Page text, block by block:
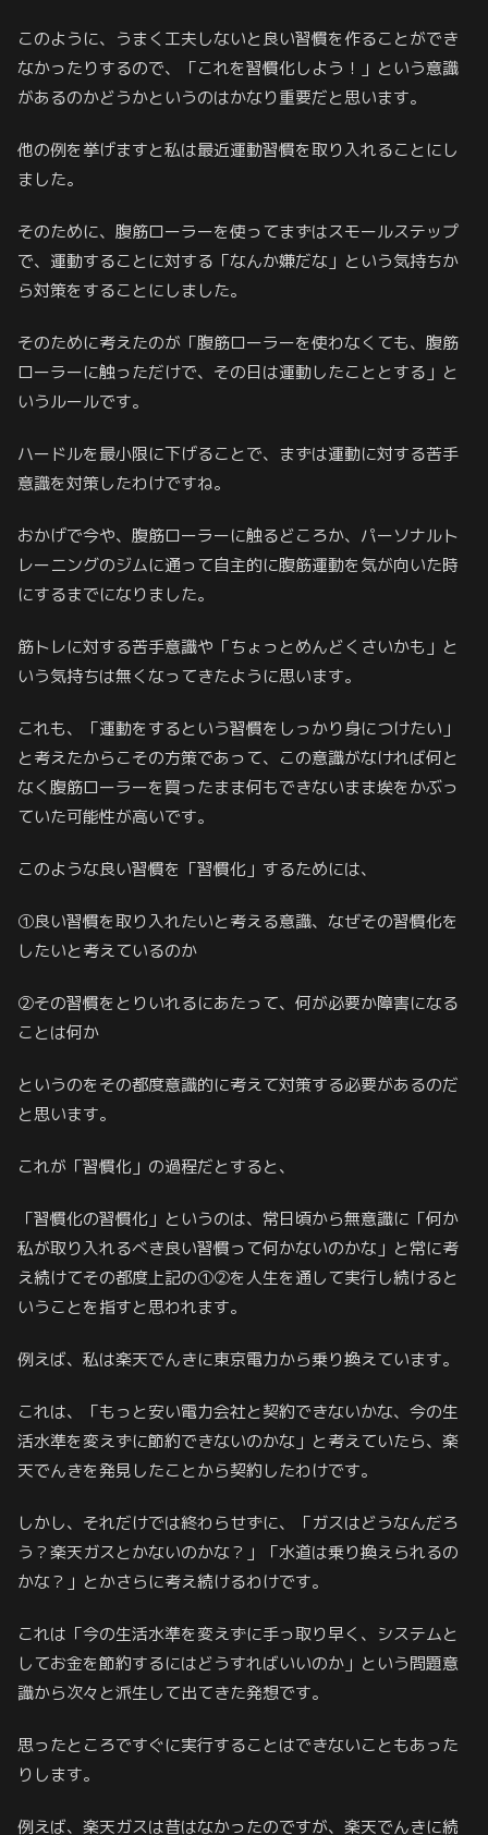
このように、うまく工夫しないと良い習慣を作ることができ
なかったりするので、「これを習慣化しよう！」という意識
があるのかどうかというのはかなり重要だと思います。
他の例を挙げますと私は最近運動習慣を取り入れることにし
ました。
そのために、腹筋ローラーを使ってまずはスモールステップ
で、運動することに対する「なんか嫌だな」という気持ちか
ら対策をすることにしました。
そのために考えたのが「腹筋ローラーを使わなくても、腹筋
ローラーに触っただけで、その日は運動したこととする」と
いうルールです。
ハードルを最小限に下げることで、まずは運動に対する苦手
意識を対策したわけですね。
おかげで今や、腹筋ローラーに触るどころか、パーソナルト
レーニングのジムに通って自主的に腹筋運動を気が向いた時
にするまでになりました。
筋トレに対する苦手意識や「ちょっとめんどくさいかも」と
いう気持ちは無くなってきたように思います。
これも、「運動をするという習慣をしっかり身につけたい」
と考えたからこその方策であって、この意識がなければ何と
なく腹筋ローラーを買ったまま何もできないまま埃をかぶっ
ていた可能性が高いです。
このような良い習慣を「習慣化」するためには、
①良い習慣を取り入れたいと考える意識、なぜその習慣化を
したいと考えているのか
②その習慣をとりいれるにあたって、何が必要か障害になる
ことは何か
というのをその都度意識的に考えて対策する必要があるのだ
と思います。
これが「習慣化」の過程だとすると、
「習慣化の習慣化」というのは、常日頃から無意識に「何か
私が取り入れるべき良い習慣って何かないのかな」と常に考
え続けてその都度上記の①②を人生を通して実行し続けると
いうことを指すと思われます。
例えば、私は楽天でんきに東京電力から乗り換えています。
これは、「もっと安い電力会社と契約できないかな、今の生
活水準を変えずに節約できないのかな」と考えていたら、楽
天でんきを発見したことから契約したわけです。
しかし、それだけでは終わらせずに、「ガスはどうなんだろ
う？楽天ガスとかないのかな？」「水道は乗り換えられるの
かな？」とかさらに考え続けるわけです。
これは「今の生活水準を変えずに手っ取り早く、システムと
してお金を節約するにはどうすればいいのか」という問題意
識から次々と派生して出てきた発想です。
思ったところですぐに実行することはできないこともあった
りします。
例えば、楽天ガスは昔はなかったのですが、楽天でんきに続